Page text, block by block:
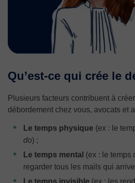
Qu’est-ce qui crée le
Plusieurs facteurs contribuent à
débordement chez vous, avocats et
Le temps physique (ex : le
do) ;
Le temps mental (ex : le temps
regarder tous les mails qui
Le temps invisible (ex : les